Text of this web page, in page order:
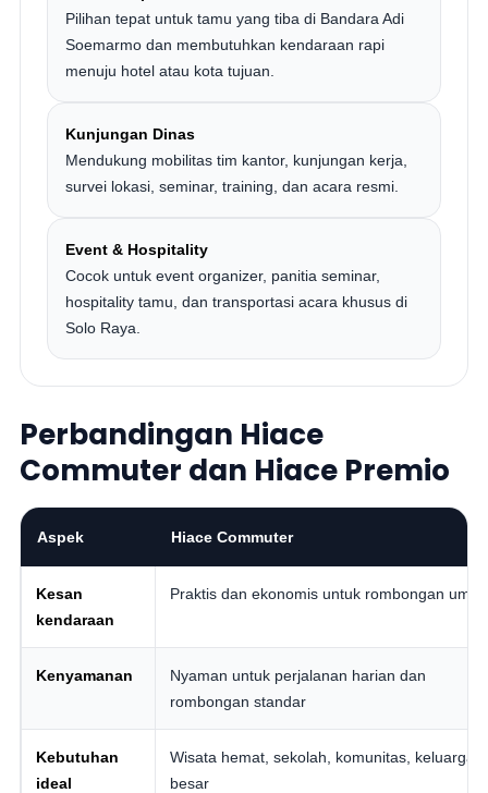
Pilihan tepat untuk tamu yang tiba di Bandara Adi
Soemarmo dan membutuhkan kendaraan rapi
menuju hotel atau kota tujuan.
Kunjungan Dinas
Mendukung mobilitas tim kantor, kunjungan kerja,
survei lokasi, seminar, training, dan acara resmi.
Event & Hospitality
Cocok untuk event organizer, panitia seminar,
hospitality tamu, dan transportasi acara khusus di
Solo Raya.
Perbandingan Hiace
Commuter dan Hiace Premio
Aspek Hiace Commuter
Kesan
kendaraan
Praktis dan ekonomis untuk rombongan
Kenyamanan
Nyaman untuk perjalanan harian dan
rombongan standar
Kebutuhan
ideal
Wisata hemat, sekolah, komunitas, keluarga
besar